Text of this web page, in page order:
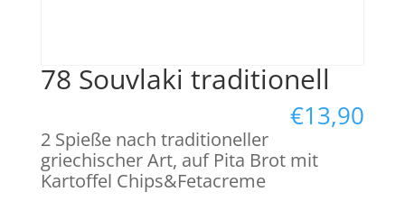
78 Souvlaki traditionell
€13,90
2 Spieße nach traditioneller
griechischer Art, auf Pita Brot mit
Kartoffel Chips&Fetacreme